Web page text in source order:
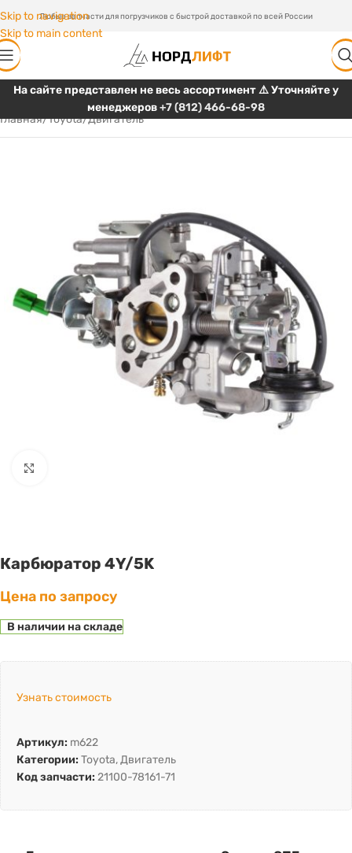
Skip to navigation
Skip to main content
Любые запчасти для погрузчиков с быстрой доставкой по всей России
На сайте представлен не весь ассортимент ⚠️ Уточняйте у
менеджеров+7 (812) 466-68-98
Главная/Toyota/Двигатель
Карбюратор 4Y/5K
Цена по запросу
В наличии на складе
Узнать стоимость
Артикул: m622
Категории: Toyota,Двигатель
Код запчасти: 21100-78161-71